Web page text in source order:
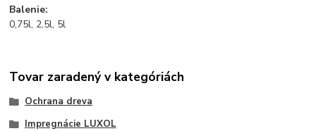
Balenie:
0,75l, 2,5l, 5l
Tovar zaradený v kategóriách
Ochrana dreva
Impregnácie LUXOL